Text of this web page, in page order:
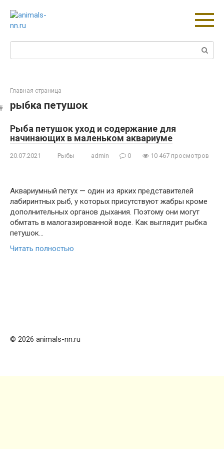
контенту
Поиск:
Главная страница
рыбка петушок
Рыба петушок уход и содержание для
начинающих в маленьком аквариуме
20.07.2021 Рыбы admin 0 10 467 просмотров
Аквариумный петух — один из ярких представителей
лабиринтных рыб, у которых присутствуют жабры кроме
дополнительных органов дыхания. Поэтому они могут
обмтать в малогазированной воде. Как выглядит рыбка
петушок…
Читать полностью
© 2026 animals-nn.ru